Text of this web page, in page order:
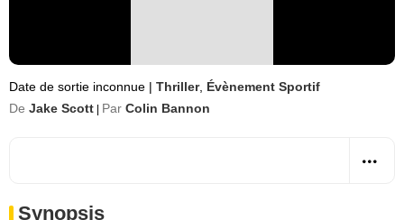
Date de sortie inconnue | Thriller, Évènement Sportif
De Jake Scott Par Colin Bannon
Synopsis